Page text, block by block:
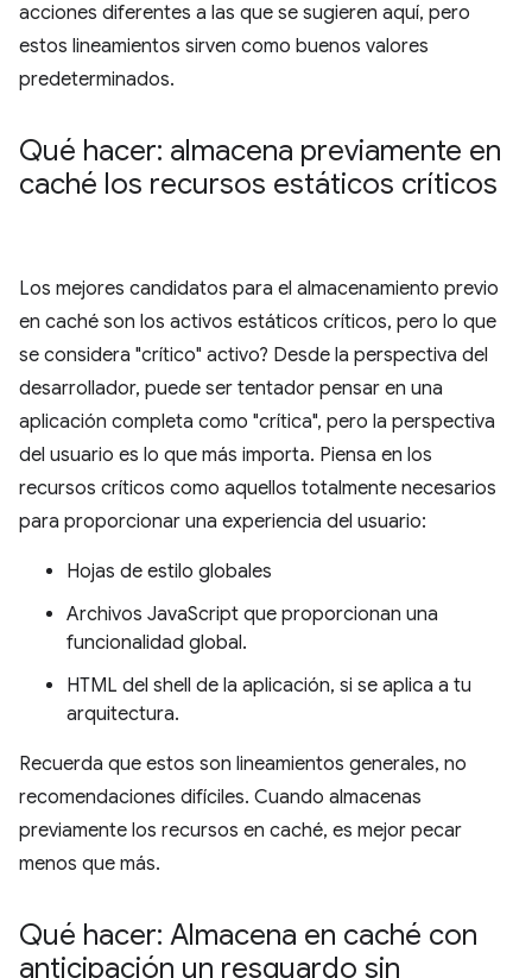
acciones diferentes a las que se sugieren aquí, pero
estos lineamientos sirven como buenos valores
predeterminados.
Qué hacer: almacena previamente en
caché los recursos estáticos críticos
Los mejores candidatos para el almacenamiento previo
en caché son los activos estáticos críticos, pero lo que
se considera "crítico" activo? Desde la perspectiva del
desarrollador, puede ser tentador pensar en una
aplicación completa como "crítica", pero la perspectiva
del usuario es lo que más importa. Piensa en los
recursos críticos como aquellos totalmente necesarios
para proporcionar una experiencia del usuario:
Hojas de estilo globales
Archivos JavaScript que proporcionan una
funcionalidad global.
HTML del shell de la aplicación, si se aplica a tu
arquitectura.
Recuerda que estos son lineamientos generales, no
recomendaciones difíciles. Cuando almacenas
previamente los recursos en caché, es mejor pecar
menos que más.
Qué hacer: Almacena en caché con
anticipación un resguardo sin